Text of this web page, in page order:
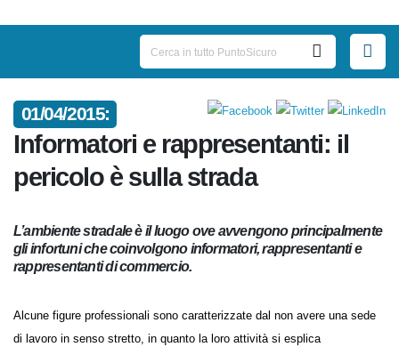
01/04/2015:
Informatori e rappresentanti: il
pericolo è sulla strada
L’ambiente stradale è il luogo ove avvengono principalmente
gli infortuni che coinvolgono informatori, rappresentanti e
rappresentanti di commercio.
Alcune figure professionali sono caratterizzate dal non avere una sede
di lavoro in senso stretto, in quanto la loro attività si esplica